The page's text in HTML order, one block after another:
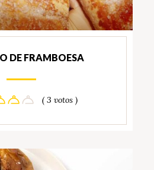
DE FRAMBOESA
( 3 votos )